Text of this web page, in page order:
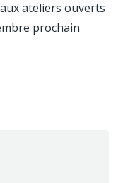
aux ateliers ouverts
prochain